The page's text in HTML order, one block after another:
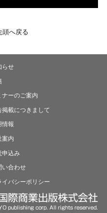
頭へ戻る
らせ
ナーのご案内
掲載につきまして
情報
案内
申込み
い合わせ
イバシーポリシー